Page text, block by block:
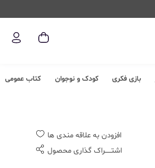
بازی فکری کودک و نوجوان کتاب عمومی
افزودن به علاقه مندی ها
اشتــــــراک گذاری محصول